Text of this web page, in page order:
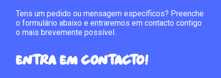
Tens um pedido ou mensagem específicos? Preenche
o formulário abaixo e entraremos em contacto contigo
o mais brevemente possível.
Entra em contacto!